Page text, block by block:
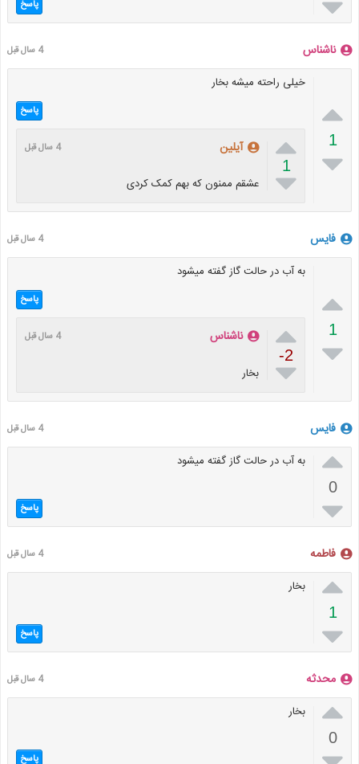
پاسخ
ناشناس 4 سال قبل

1

خیلی راحته میشه بخار
پاسخ

1

آیلین 4 سال قبل
عشقم ممنون که بهم کمک کردی
فایس 4 سال قبل

1

به آب در حالت گاز گفته میشود
پاسخ

-2

ناشناس 4 سال قبل
بخار
فایس 4 سال قبل

0

به آب در حالت گاز گفته میشود
پاسخ
فاطمه 4 سال قبل

1

بخار
پاسخ
محدثه 4 سال قبل

0
بخار
پاسخ